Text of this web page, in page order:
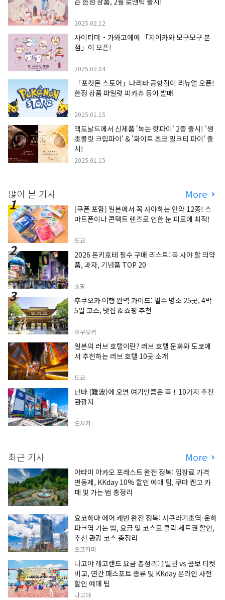
2025.02.12
사이타마・가와고에에 「치이카와 모구모구 본
점」이 오픈!
2025.02.04
「포켓몬 스토어」나리타 공항점이 리뉴얼 오픈!
한정 상품 파일럿 피카츄 등이 발매
2025.01.15
맥도날드에서 신제품 '녹는 핫파이' 2종 출시! '생
초콜릿 크림파이' & '화이트 초코 밀크티 파이' 출
시!
2025.01.15
많이 본 기사 More
[쿠폰 포함] 일본에서 꼭 사야하는 안약 12종! 스
마트폰이나 콘택트 렌즈로 인한 눈 피로에 최적!
도쿄
2026 돈키호테 필수 구매 리스트: 꼭 사야 할 의약
품, 과자, 기념품 TOP 20
쇼핑
후쿠오카 여행 완벽 가이드: 필수 명소 25곳, 4박
5일 코스, 맛집 & 쇼핑 추천
후쿠오카
일본의 러브 호텔이란? 러브 호텔 문화와 도쿄에
서 추천하는 러브 호텔 10곳 소개
도쿄
난바 (難波)에 오면 여기만큼은 꼭！10가지 추천
관광지
오사카
최근 기사 More
아타미 아카오 포레스트 완전 정복: 입장료 가격
변동제, KKday 10% 할인 예매 팁, 쿠마 켄고 카
페 및 가는 법 총정리
요코하마 에어 캐빈 완전 정복: 사쿠라기초역-운하
파크역 가는 법, 요금 및 코스모 클락 세트권 할인,
추천 관광 코스 총정리
요코하마
나고야 레고랜드 요금 총정리: 1일권 vs 콤보 티켓
비교, 연간 패스포트 종류 및 KKday 온라인 사전
할인 예매 팁
나고야